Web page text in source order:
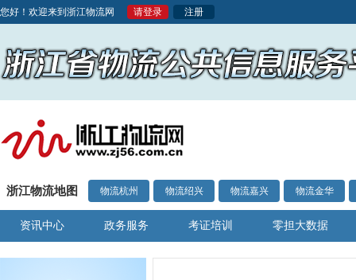
您好！欢迎来到浙江物流网 请登录 注册
浙江物流地图 物流杭州 物流绍兴 物流嘉兴 物流金华
资讯中心 政务服务 考证培训 零担大数据